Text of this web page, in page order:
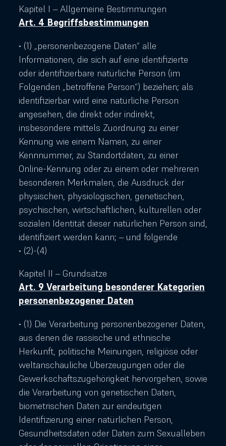
Kapitel I – Allgemeine Bestimmungen
Art. 4 Begriffsbestimmungen
• (1) „personenbezogene Daten“ alle
Informationen, die sich auf eine identifizierte
oder identifizierbare natürliche Person (im
Folgenden „betroffene Person“) beziehen; als
identifizierbar wird eine natürliche Person
angesehen, die direkt oder indirekt,
insbesondere mittels Zuordnung zu einer
Kennung wie einem Namen, zu einer
Kennnummer, zu Standortdaten, zu einer
Online-Kennung oder zu einem oder mehreren
besonderen Merkmalen, die Ausdruck der
physischen, physiologischen, genetischen,
psychischen, wirtschaftlichen, kulturellen oder
sozialen Identität dieser natürlichen Person sind,
identifiziert werden kann; – und folgende
• (2)-(4)
Kapitel II – Grundsätze
Art. 9 Verarbeitung besonderer Kategorien
personenbezogener Daten
• (1) Die Verarbeitung personenbezogener Daten,
aus denen die rassische und ethnische
Herkunft, politische Meinungen, religiöse oder
weltanschauliche Überzeugungen oder die
Gewerkschaftszugehörigkeit hervorgehen, sowie
die Verarbeitung von genetischen Daten,
biometrischen Daten zur eindeutigen
Identifizierung einer natürlichen Person,
Gesundheitsdaten oder Daten zum Sexualleben